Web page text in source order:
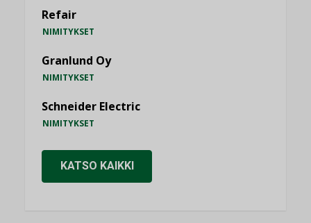
Refair
NIMITYKSET
Granlund Oy
NIMITYKSET
Schneider Electric
NIMITYKSET
KATSO KAIKKI